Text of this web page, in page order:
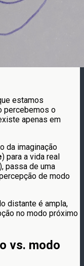
estamos
percebemos o
apenas em
da imaginação
) para a vida real
), passa de uma
de modo
distante é ampla,
no modo próximo
vs. modo